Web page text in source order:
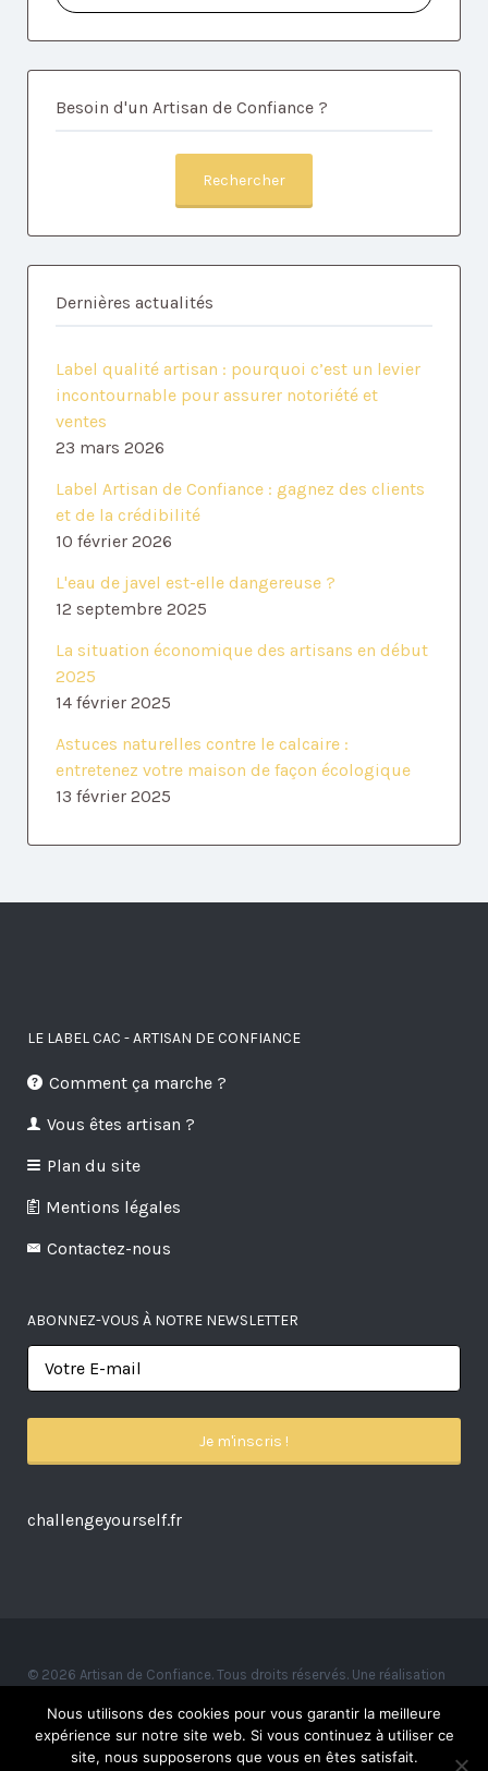
Besoin d'un Artisan de Confiance ?
Rechercher
Dernières actualités
Label qualité artisan : pourquoi c’est un levier
incontournable pour assurer notoriété et
ventes
23 mars 2026
Label Artisan de Confiance : gagnez des clients
et de la crédibilité
10 février 2026
L'eau de javel est-elle dangereuse ?
12 septembre 2025
La situation économique des artisans en début
2025
14 février 2025
Astuces naturelles contre le calcaire :
entretenez votre maison de façon écologique
13 février 2025
LE LABEL CAC - ARTISAN DE CONFIANCE
Comment ça marche ?
Vous êtes artisan ?
Plan du site
Mentions légales
Contactez-nous
ABONNEZ-VOUS À NOTRE NEWSLETTER
challengeyourself.fr
© 2026 Artisan de Confiance. Tous droits réservés. Une réalisation
Nous utilisons des cookies pour vous garantir la meilleure
expérience sur notre site web. Si vous continuez à utiliser ce
site, nous supposerons que vous en êtes satisfait.